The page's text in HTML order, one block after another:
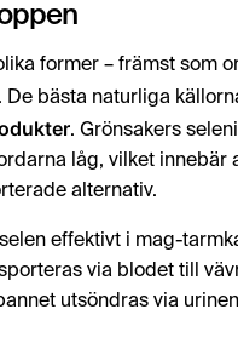
former – främst som
De bästa naturliga
. Grönsakers
låg, vilket
alternativ.
effektivt i mag-
via blodet till
utsöndras via